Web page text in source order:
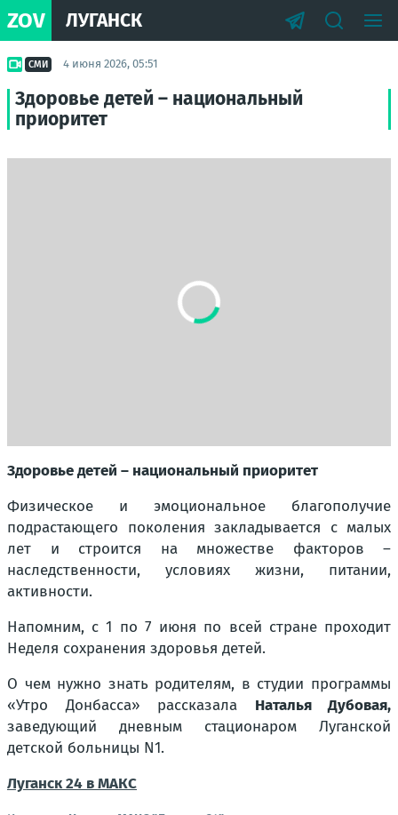
ZOV ЛУГАНСК
СМИ 4 июня 2026, 05:51
Здоровье детей – национальный
приоритет
Здоровье детей – национальный приоритет
Физическое и эмоциональное благополучие
подрастающего поколения закладывается с малых
лет и строится на множестве факторов –
наследственности, условиях жизни, питании,
активности.
Напомним, с 1 по 7 июня по всей стране проходит
Неделя сохранения здоровья детей.
О чем нужно знать родителям, в студии программы
«Утро Донбасса» рассказала Наталья Дубовая,
заведующий дневным стационаром Луганской
детской больницы N1.
Луганск 24 в МАКС